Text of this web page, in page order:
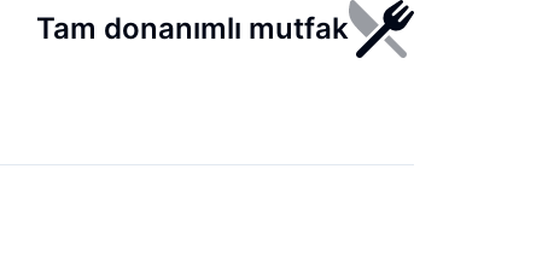
Tam donanımlı mutfak